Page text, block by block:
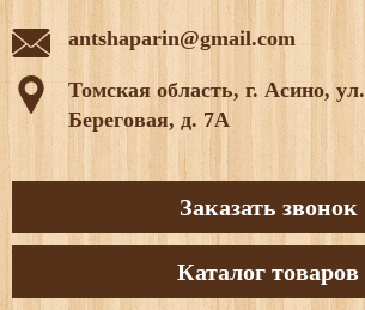
antshaparin@gmail.com
Томская область, г. Асино, ул.
Береговая, д. 7А
Заказать звонок
Каталог товаров